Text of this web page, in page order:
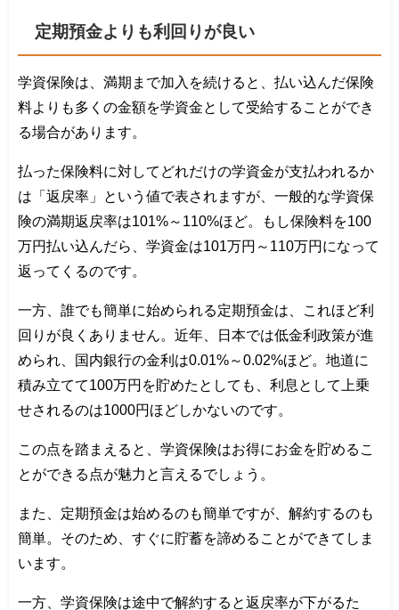
定期預金よりも利回りが良い
学資保険は、満期まで加入を続けると、払い込んだ保険
料よりも多くの金額を学資金として受給することができ
る場合があります。
払った保険料に対してどれだけの学資金が支払われるか
は「返戻率」という値で表されますが、一般的な学資保
険の満期返戻率は101%～110%ほど。もし保険料を100
万円払い込んだら、学資金は101万円～110万円になって
返ってくるのです。
一方、誰でも簡単に始められる定期預金は、これほど利
回りが良くありません。近年、日本では低金利政策が進
められ、国内銀行の金利は0.01%～0.02%ほど。地道に
積み立てて100万円を貯めたとしても、利息として上乗
せされるのは1000円ほどしかないのです。
この点を踏まえると、学資保険はお得にお金を貯めるこ
とができる点が魅力と言えるでしょう。
また、定期預金は始めるのも簡単ですが、解約するのも
簡単。そのため、すぐに貯蓄を諦めることができてしま
います。
一方、学資保険は途中で解約すると返戻率が下がるた